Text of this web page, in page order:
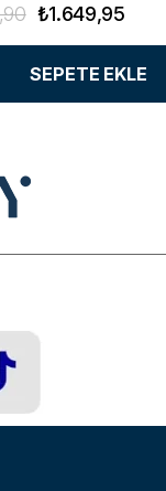
₺1.649,95
SEPETE EKLE